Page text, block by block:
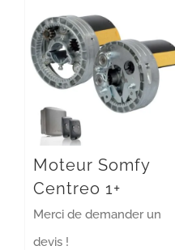
Moteur Somfy
Centreo 1+
Merci de demander un
devis !